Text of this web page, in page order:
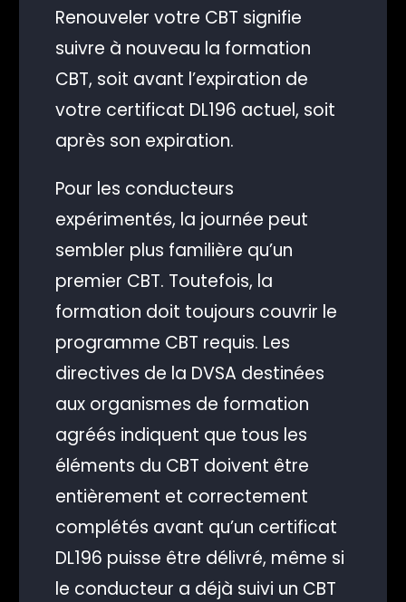
Renouveler votre CBT signifie
suivre à nouveau la formation
CBT, soit avant l’expiration de
votre certificat DL196 actuel, soit
après son expiration.
Pour les conducteurs
expérimentés, la journée peut
sembler plus familière qu’un
premier CBT. Toutefois, la
formation doit toujours couvrir le
programme CBT requis. Les
directives de la DVSA destinées
aux organismes de formation
agréés indiquent que tous les
éléments du CBT doivent être
entièrement et correctement
complétés avant qu’un certificat
DL196 puisse être délivré, même si
le conducteur a déjà suivi un CBT